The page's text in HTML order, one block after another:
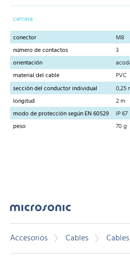
carcasa
conector
M8
número de contactos
3
orientación
material del cable
PVC
sección del conductor individual
0,25
longitud
2 m
modo de protección según EN 60529
IP 67
peso
70 g
Accesorios Cables Cables